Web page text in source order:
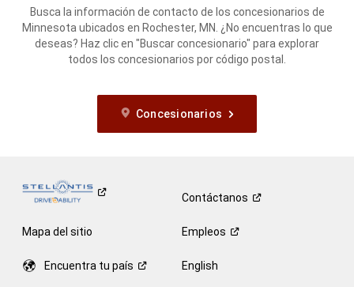
Busca la información de contacto de los concesionarios de
Minnesota ubicados en Rochester, MN. ¿No encuentras lo que
deseas? Haz clic en "Buscar concesionario" para explorar
todos los concesionarios por código postal.
Concesionarios
Contáctanos
Mapa del sitio Empleos
Encuentra tu país English